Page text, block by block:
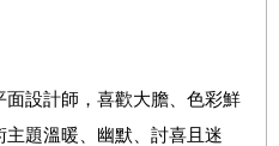
設計師，喜歡大膽、色彩鮮
題溫暖、幽默、討喜且迷